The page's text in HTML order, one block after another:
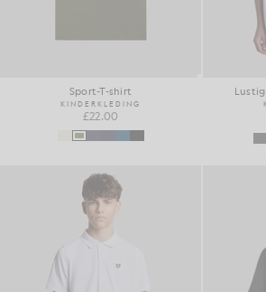
Sport-T-shirt
KINDERKLEDING
£22.00